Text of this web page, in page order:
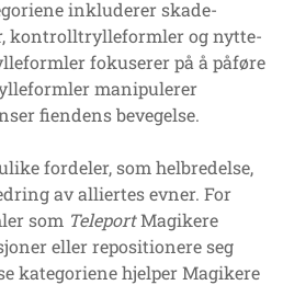
inkluderer skade-
kontrolltrylleformler og nytte-
fokuserer på å påføre
manipulerer
fiendens bevegelse.
fordeler, som helbredelse,
av alliertes evner. For
som TeleportMagikere
eller repositionere seg
kategoriene hjelper Magikere